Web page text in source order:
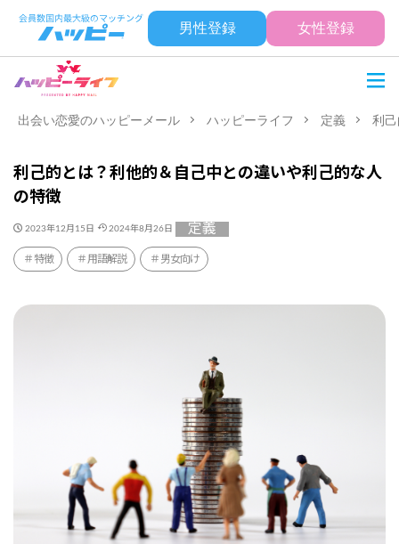
男性登録 女性登録
出会い恋愛のハッピーメール ハッピーライフ 定義 利
利己的とは？利他的＆自己中との違いや利己的な人
の特徴
2023年12月15日 2024年8月26日 定義
特徴 用語解説 男女向け